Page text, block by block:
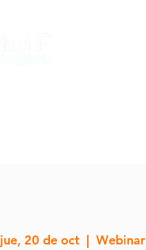
jue, 20 de oct
  |
Webinar